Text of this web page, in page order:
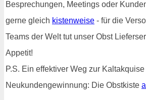
Besprechungen, Meetings oder
gerne gleich kistenweise - für die
Teams der Welt tut unser Obst
Appetit!
P.S. Ein effektiver Weg zur Kaltakquise
Neukundengewinnung: Die Obstkiste